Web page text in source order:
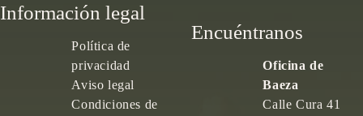
Información legal
Política de
privacidad
Aviso legal
Condiciones de
Encuéntranos
Oficina de
Baeza
Calle Cura 41